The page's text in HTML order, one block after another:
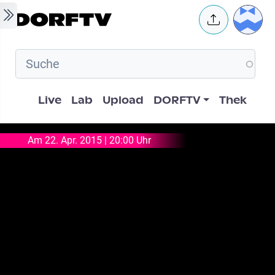
Skip to main content User
Hauptnavigation
Live Lab Upload DORFTV Thek
Am 22. Apr. 2015 | 20:00 Uhr